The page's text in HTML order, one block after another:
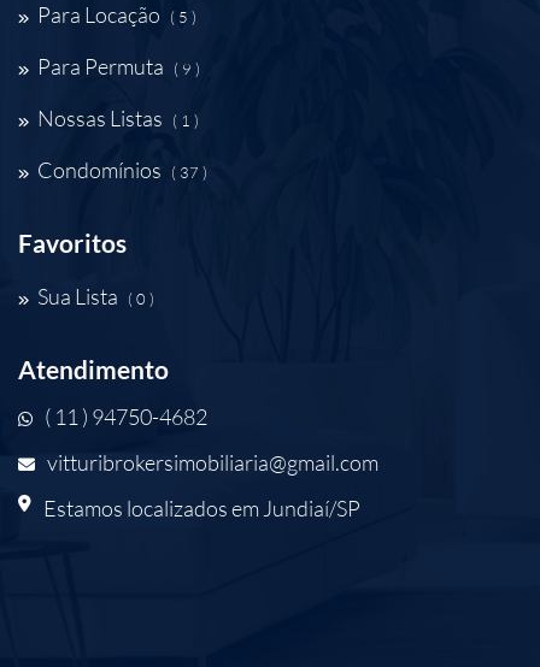
Para Locação ( 5 )
Para Permuta ( 9 )
Nossas Listas ( 1 )
Condomínios ( 37 )
Favoritos
Sua Lista ( 0 )
Atendimento
( 11 ) 94750-4682
vitturibrokersimobiliaria@gmail.com
Estamos localizados em Jundiaí/SP